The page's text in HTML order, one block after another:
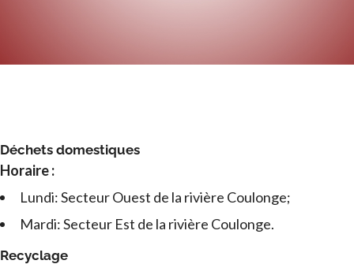
Déchets domestiques
Horaire :
Lundi: Secteur Ouest de la rivière Coulonge;
Mardi: Secteur Est de la rivière Coulonge.
Recyclage